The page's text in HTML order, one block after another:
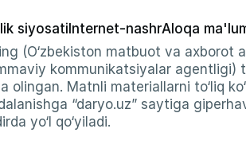
siyosati Internet-nashrAloqa
(O‘zbekiston matbuot va axborot
kommunikatsiyalar
olingan. Matnli materiallarni to‘liq
“daryo.uz” saytiga
yo‘l qo‘yiladi.